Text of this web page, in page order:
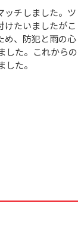
ッチしました。ツ
けたいましたがこ
め、防犯と雨の心
した。これからの
た。